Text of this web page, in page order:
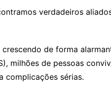
verdadeiros
de forma
milhões de pessoas
complicações sérias.